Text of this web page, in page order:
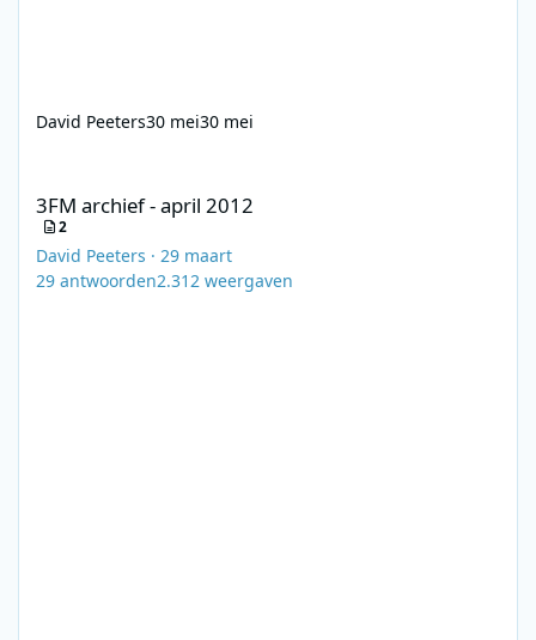
David Peeters30 mei30 mei
3FM archief - april 2012
2
David Peeters · 29 maart
29 antwoorden2.312 weergaven